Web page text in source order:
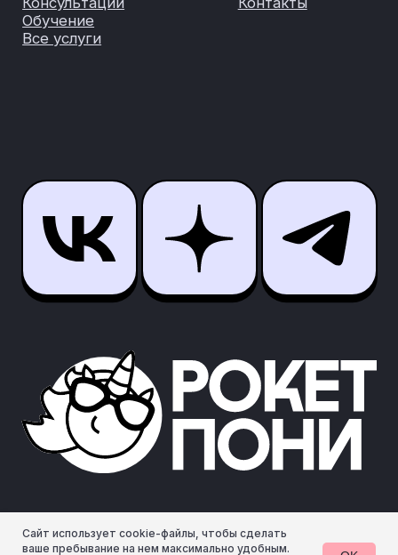
Сайт использует cookie-файлы, чтобы сделать
ваше пребывание на нем максимально удобным.